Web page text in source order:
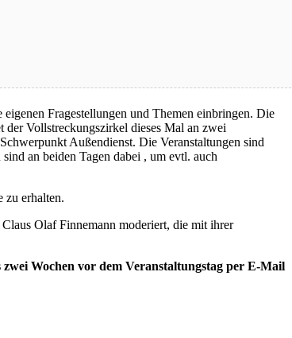
Fragestellungen und Themen einbringen. Die
Vollstreckungszirkel dieses Mal an zwei
Außendienst. Die Veranstaltungen sind
an beiden Tagen dabei , um evtl. auch
zu erhalten.
Olaf Finnemann moderiert, die mit ihrer
Wochen vor dem Veranstaltungstag per E-Mail